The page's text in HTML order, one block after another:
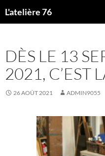
au
L'atelière 76
DÈS LE 13
2021, C’EST
26 AOÛT 2021 ADMIN9055